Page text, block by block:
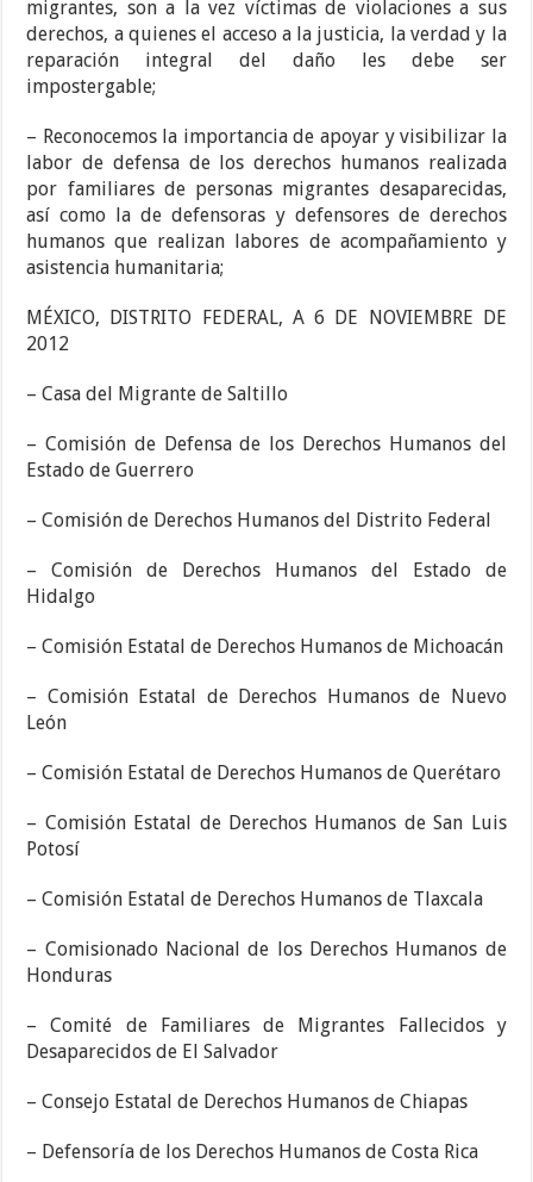
migrantes, son a la vez víctimas de violaciones a sus
derechos, a quienes el acceso a la justicia, la verdad y la
reparación integral del daño les debe ser
impostergable;
– Reconocemos la importancia de apoyar y visibilizar la
labor de defensa de los derechos humanos realizada
por familiares de personas migrantes desaparecidas,
así como la de defensoras y defensores de derechos
humanos que realizan labores de acompañamiento y
asistencia humanitaria;
MÉXICO, DISTRITO FEDERAL, A 6 DE NOVIEMBRE DE
2012
– Casa del Migrante de Saltillo
– Comisión de Defensa de los Derechos Humanos del
Estado de Guerrero
– Comisión de Derechos Humanos del Distrito Federal
– Comisión de Derechos Humanos del Estado de
Hidalgo
– Comisión Estatal de Derechos Humanos de Michoacán
– Comisión Estatal de Derechos Humanos de Nuevo
León
– Comisión Estatal de Derechos Humanos de Querétaro
– Comisión Estatal de Derechos Humanos de San Luis
Potosí
– Comisión Estatal de Derechos Humanos de Tlaxcala
– Comisionado Nacional de los Derechos Humanos de
Honduras
– Comité de Familiares de Migrantes Fallecidos y
Desaparecidos de El Salvador
– Consejo Estatal de Derechos Humanos de Chiapas
– Defensoría de los Derechos Humanos de Costa Rica